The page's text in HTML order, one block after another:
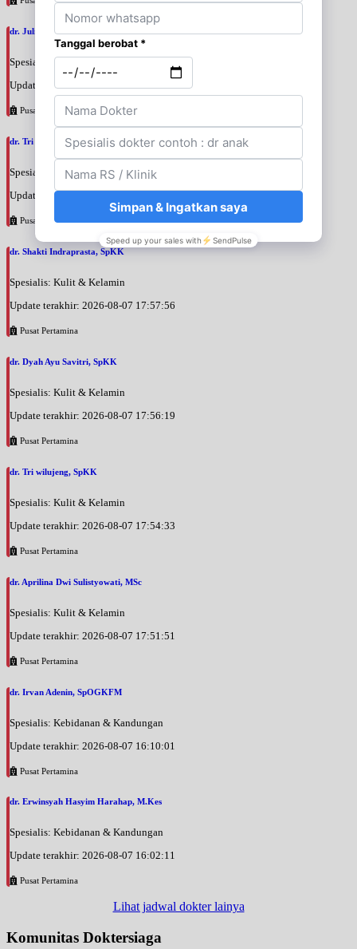
dr. Julianti Adji, SpM
Spesialis: Mata
Update terakhir: 2026-08-07 18:51:12
Pusat Pertamina
dr. Tri Wahyu Setyaningsih, SpM
Spesialis: Mata
Update terakhir: 2026-08-07 18:00:56
Pusat Pertamina
dr. Shakti Indraprasta, SpKK
Spesialis: Kulit & Kelamin
Update terakhir: 2026-08-07 17:57:56
Pusat Pertamina
dr. Dyah Ayu Savitri, SpKK
Spesialis: Kulit & Kelamin
Update terakhir: 2026-08-07 17:56:19
Pusat Pertamina
dr. Tri wilujeng, SpKK
Spesialis: Kulit & Kelamin
Update terakhir: 2026-08-07 17:54:33
Pusat Pertamina
dr. Aprilina Dwi Sulistyowati, MSc
Spesialis: Kulit & Kelamin
Update terakhir: 2026-08-07 17:51:51
Pusat Pertamina
dr. Irvan Adenin, SpOGKFM
Spesialis: Kebidanan & Kandungan
Update terakhir: 2026-08-07 16:10:01
Pusat Pertamina
dr. Erwinsyah Hasyim Harahap, M.Kes
Spesialis: Kebidanan & Kandungan
Update terakhir: 2026-08-07 16:02:11
Pusat Pertamina
Lihat jadwal dokter lainya
Komunitas Doktersiaga